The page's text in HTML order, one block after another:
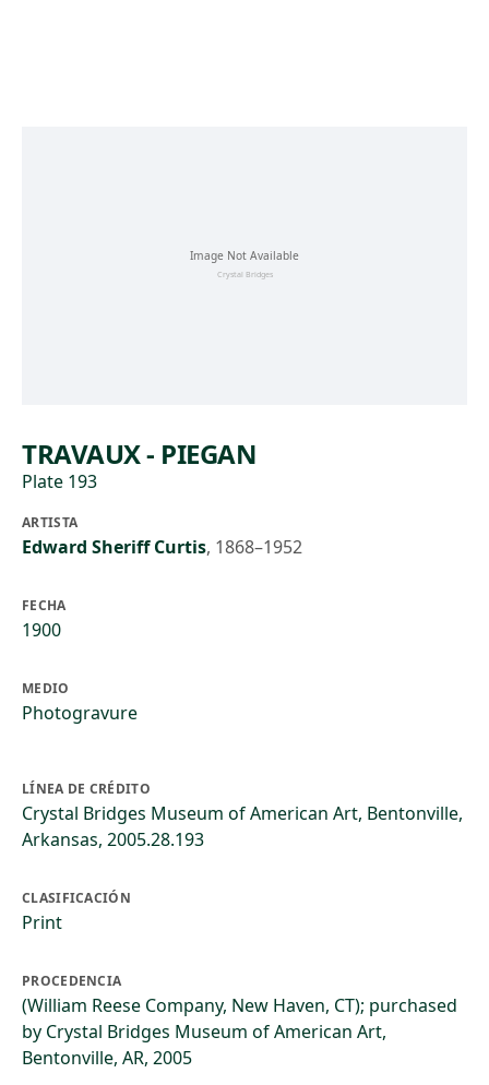
TRAVAUX - PIEGAN
Plate 193
ARTISTA
Edward Sheriff Curtis, 1868–1952
FECHA
1900
MEDIO
Photogravure
LÍNEA DE CRÉDITO
Crystal Bridges Museum of American Art, Bentonville,
Arkansas, 2005.28.193
CLASIFICACIÓN
Print
PROCEDENCIA
(William Reese Company, New Haven, CT); purchased
by Crystal Bridges Museum of American Art,
Bentonville, AR, 2005